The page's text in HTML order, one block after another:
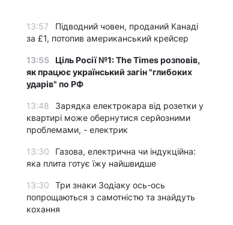
13:57
Підводний човен, проданий Канаді
за £1, потопив американський крейсер
13:55 Ціль Росії №1: The Times розповів,
як працює український загін "глибоких
ударів" по РФ
13:48
Зарядка електрокара від розетки у
квартирі може обернутися серйозними
проблемами, - електрик
13:30
Газова, електрична чи індукційна:
яка плита готує їжу найшвидше
13:30
Три знаки Зодіаку ось-ось
попрощаються з самотністю та знайдуть
кохання